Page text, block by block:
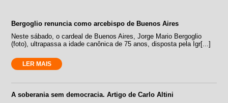
Bergoglio renuncia como arcebispo de Buenos Aires
Neste sábado, o cardeal de Buenos Aires, Jorge Mario Bergoglio
(foto), ultrapassa a idade canônica de 75 anos, disposta pela Igr[...]
LER MAIS
A soberania sem democracia. Artigo de Carlo Altini